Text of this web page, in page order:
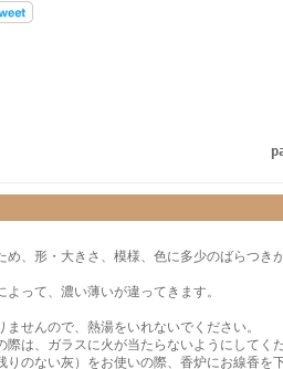
め、形・大きさ、模様、色に多少のばらつき
よって、濃い薄いが違ってきます。
ませんので、熱湯をいれないでください。
際は、ガラスに火が当たらないようにしてくだ
りのない灰）をお使いの際、香炉にお線香を